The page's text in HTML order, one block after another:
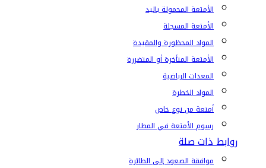
الأمتعة المحمولة باليد
الأمتعة المسجلة
المواد المحظورة والمقيدة
الأمتعة المتأخرة أو المتضررة
المعدات الرياضية
المواد الخطرة
أمتعة من نوع خاص
رسوم الأمتعة في المطار
روابط ذات صلة
موافقة الصعود إلى الطائرة